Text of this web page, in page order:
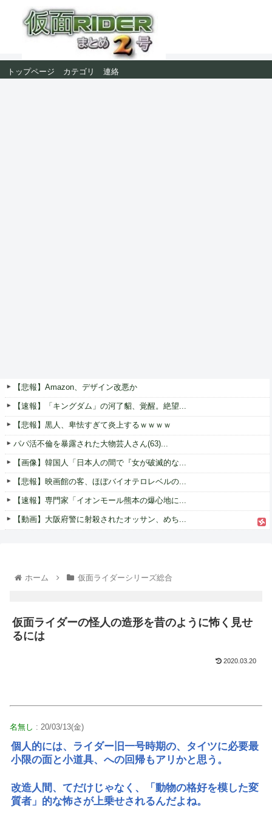
トップページ カテゴリ 連絡
【悲報】Amazon、デザイン改悪か
【速報】「キングダム」の河了貂、覚醒。絶望...
【悲報】黒人、卑怯すぎて炎上するｗｗｗｗ
パパ活不倫を暴露された大物芸人さん(63)...
【画像】韓国人「日本人の間で『女が破滅的な...
【悲報】映画館の客、ほぼバイオテロレベルの...
【速報】専門家「イオンモール熊本の爆心地に...
【動画】大阪府警に射殺されたオッサン、めち...
ホーム 仮面ライダーシリーズ総合
仮面ライダーの怪人の造形を昔のように怖く見せ
るには
2020.03.20
名無し : 20/03/13(金)
個人的には、ライダー旧一号時期の、タイツに必要最
小限の面と小道具、への回帰もアリかと思う。
改造人間、てだけじゃなく、「動物の格好を模した変
質者」的な怖さが上乗せされるんだよね。